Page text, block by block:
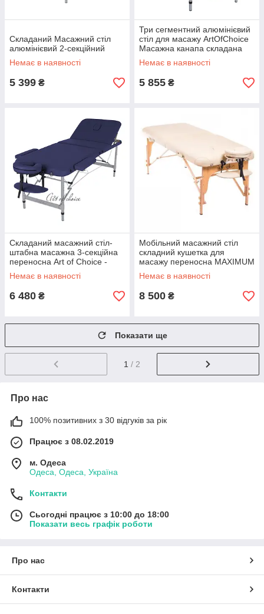
Складаний Масажний стіл
алюмінієвий 2-секційний
Немає в наявності
5 399 ₴
Три сегментний алюмінієвий
стіл для масажу ArtOfChoice
Масажна канапа складана
для нарощування вій JOY
Немає в наявності
5 855 ₴
Складаний масажний стіл-
штабна масажна 3-секційна
переносна Art of Choice -
LEO комфорт (185*70*61/83)
Немає в наявності
6 480 ₴
Мобільний масажний стіл
складний кушетка для
масажу переносна MAXIMUM
_NEW TEC (190*76*62/87h)
Немає в наявності
8 500 ₴
Показати ще
1 / 2
Про нас
100% позитивних з 30 відгуків за рік
Працює з 08.02.2019
м. Одеса
Одеса, Одеса, Україна
Контакти
Сьогодні працює з 10:00 до 18:00
Показати весь графік роботи
Про нас
Контакти